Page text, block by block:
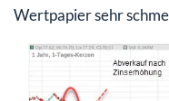
Wertpapier sehr